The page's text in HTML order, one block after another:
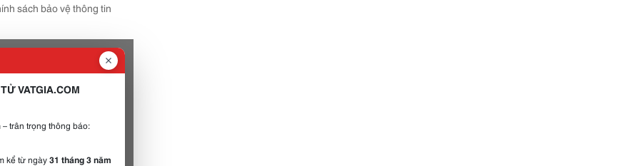
sách bảo vệ thông tin
VATGIA.COM
trân trọng thông báo:
kể từ ngày31 tháng 3 năm